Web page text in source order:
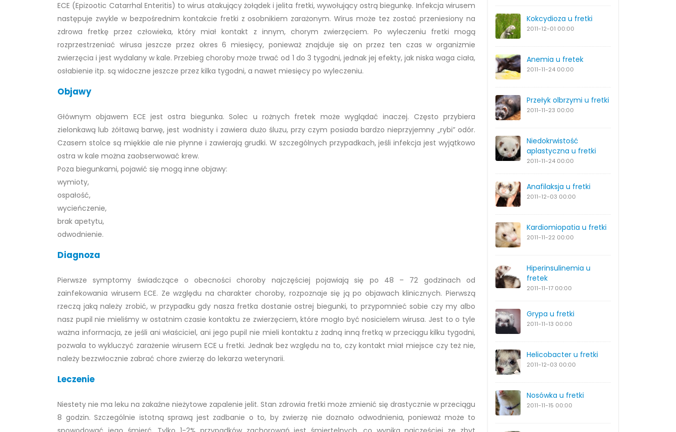
Kokcydioza u fretki
2011-12-01 00:00
Anemia u fretek
2011-11-24 00:00
Przełyk olbrzymi u fretki
2011-11-23 00:00
Niedokrwistość
aplastyczna u fretki
2011-11-24 00:00
Anafilaksja u fretki
2011-12-03 00:00
Kardiomiopatia u fretki
2011-11-22 00:00
Hiperinsulinemia u
fretek
2011-11-17 00:00
Grypa u fretki
2011-11-13 00:00
Helicobacter u fretki
2011-12-03 00:00
Nosówka u fretki
2011-11-15 00:00
ECE (Epizootic Catarrhal Enteritis) to wirus atakujący żołądek i jelita fretki, wywołujący ostrą biegunkę. Infekcja wirusem
następuje zwykle w bezpośrednim kontakcie fretki z osobnikiem zarażonym. Wirus może tez zostać przeniesiony na
zdrowa fretkę przez człowieka, który miał kontakt z innym, chorym zwierzęciem. Po wyleczeniu fretki mogą
rozprzestrzeniać wirusa jeszcze przez okres 6 miesięcy, ponieważ znajduje się on przez ten czas w organizmie
zwierzęcia i jest wydalany w kale. Przebieg choroby może trwać od 1 do 3 tygodni, jednak jej efekty, jak niska waga ciała,
osłabienie itp. są widoczne jeszcze przez kilka tygodni, a nawet miesięcy po wyleczeniu.
Objawy
Głównym objawem ECE jest ostra biegunka. Solec u rożnych fretek może wyglądać inaczej. Często przybiera
zielonkawą lub żółtawą barwę, jest wodnisty i zawiera dużo śluzu, przy czym posiada bardzo nieprzyjemny „rybi” odór.
Czasem stolce są miękkie ale nie płynne i zawierają grudki. W szczególnych przypadkach, jeśli infekcja jest wyjątkowo
ostra w kale można zaobserwować krew.
Poza biegunkami, pojawić się mogą inne objawy:
wymioty,
ospałość,
wycieńczenie,
brak apetytu,
odwodnienie.
Diagnoza
Pierwsze symptomy świadczące o obecności choroby najczęściej pojawiają się po 48 – 72 godzinach od
zainfekowania wirusem ECE. Ze względu na charakter choroby, rozpoznaje się ją po objawach klinicznych. Pierwszą
rzeczą jaką należy zrobić, w przypadku gdy nasza fretka dostanie ostrej biegunki, to przypomnieć sobie czy my albo
nasz pupil nie mieliśmy w ostatnim czasie kontaktu ze zwierzęciem, które mogło być nosicielem wirusa. Jest to o tyle
ważna informacja, ze jeśli ani właściciel, ani jego pupil nie mieli kontaktu z żadną inną fretką w przeciągu kilku tygodni,
pozwala to wykluczyć zarażenie wirusem ECE u fretki. Jednak bez względu na to, czy kontakt miał miejsce czy też nie,
należy bezzwłocznie zabrać chore zwierzę do lekarza weterynarii.
Leczenie
Niestety nie ma leku na zakaźne nieżytowe zapalenie jelit. Stan zdrowia fretki może zmienić się drastycznie w przeciągu
8 godzin. Szczególnie istotną sprawą jest zadbanie o to, by zwierzę nie doznało odwodnienia, ponieważ może to